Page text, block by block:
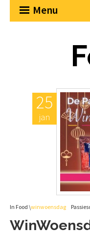
Menu
25
jan
In Food \winwoensdag